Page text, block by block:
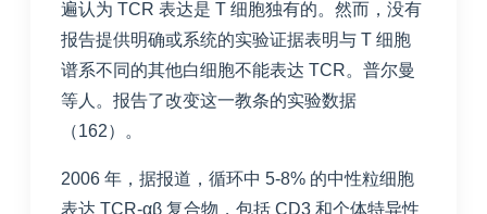
遍认为 TCR 表达是 T 细胞独有的。然而，没有
报告提供明确或系统的实验证据表明与 T 细胞
谱系不同的其他白细胞不能表达 TCR。普尔曼
等人。报告了改变这一教条的实验数据
（162）。
2006 年，据报道，循环中 5-8% 的中性粒细胞
表达 TCR-αβ 复合物，包括 CD3 和个体特异性